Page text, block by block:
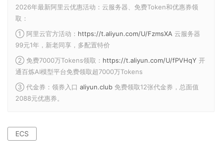
2026年最新阿里云优惠活动：云服务器、免费Token和优惠券领
取：
① 阿里云官方活动： https://t.aliyun.com/U/FzmsXA 云服务器
99元1年，新老同享，多配置特价
② 免费7000万Tokens领取： https://t.aliyun.com/U/fPVHqY 开
通百炼AI模型平台免费领取超7000万Tokens
③ 代金券：领券入口 aliyun.club 免费领取12张代金券，总面值
2088元优惠券。
ECS